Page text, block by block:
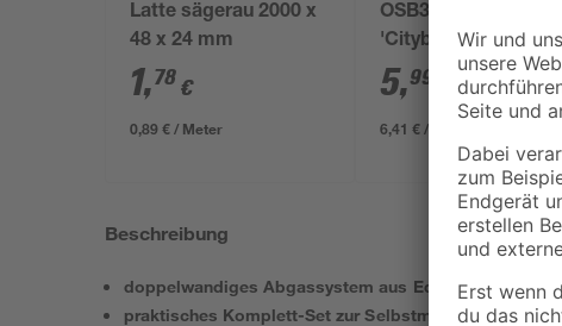
Latte sägerau 2000 x
48 x 24 mm
1,78 €
0,89 € / Meter
OSB3-Verlegeplatte
'Cityboard'
ungeschliffen 1690 x
634 x 12 mm
5,99
/ m²
6,41 € / Pack
Beschreibung
doppelwandiges Abgassystem aus Edelstahl
praktisches Komplett-Set zur Selbstmontage